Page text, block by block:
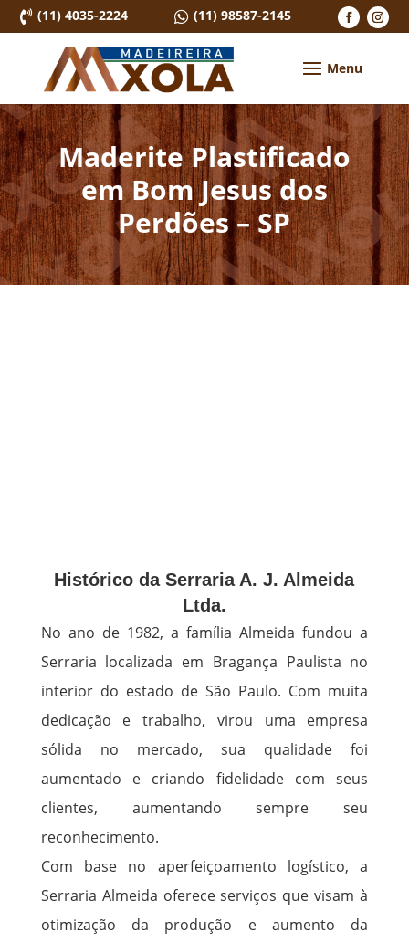
 (11) 4035-2224  (11) 98587-2145
Maderite Plastificado
em Bom Jesus dos
Perdões – SP
Histórico da Serraria A. J. Almeida
Ltda.
No ano de 1982, a família Almeida fundou a
Serraria localizada em Bragança Paulista no
interior do estado de São Paulo. Com muita
dedicação e trabalho, virou uma empresa
sólida no mercado, sua qualidade foi
aumentado e criando fidelidade com seus
clientes, aumentando sempre seu
reconhecimento.
Com base no aperfeiçoamento logístico, a
Serraria Almeida oferece serviços que visam à
otimização da produção e aumento da